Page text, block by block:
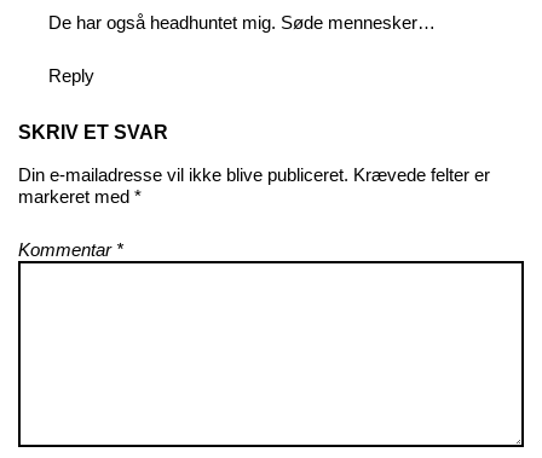
De har også headhuntet mig. Søde mennesker…
Reply
SKRIV ET SVAR
Din e-mailadresse vil ikke blive publiceret. Krævede felter er
markeret med *
Kommentar *